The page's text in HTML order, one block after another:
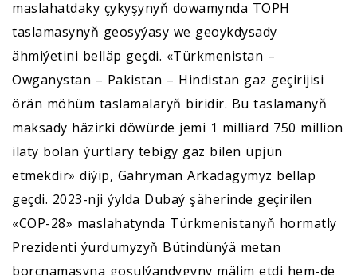
maslahatdaky çykyşynyň dowamynda TOPH
taslamasynyň geosyýasy we geoykdysady
ähmiýetini belläp geçdi. «Türkmenistan –
Owganystan – Pakistan – Hindistan gaz geçirijisi
örän möhüm taslamalaryň biridir. Bu taslamanyň
maksady häzirki döwürde jemi 1 milliard 750 million
ilaty bolan ýurtlary tebigy gaz bilen üpjün
etmekdir» diýip, Gahryman Arkadagymyz belläp
geçdi. 2023-nji ýylda Dubaý şäherinde geçirilen
«COP-28» maslahatynda Türkmenistanyň hormatly
Prezidenti ýurdumyzyň Bütindünýä metan
borçnamasyna goşulýandygyny mälim etdi hem-de